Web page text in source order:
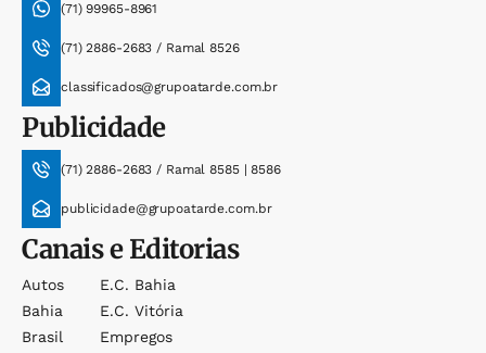
(71) 99965-8961
(71) 2886-2683 / Ramal 8526
classificados@grupoatarde.com.br
Publicidade
(71) 2886-2683 / Ramal 8585 | 8586
publicidade@grupoatarde.com.br
Canais e Editorias
Autos
Bahia
Brasil
E.c. Bahia
E.c. Vitória
Empregos